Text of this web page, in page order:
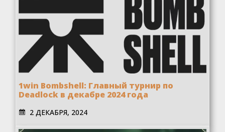
1win Bombshell: Главный турнир по
Deadlock в декабре 2024 года
2 ДЕКАБРЯ, 2024